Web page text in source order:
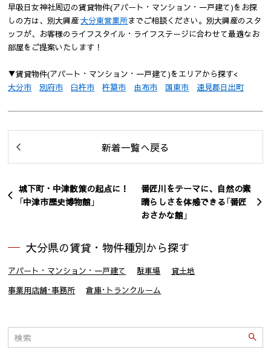
早吸日女神社周辺の賃貸物件(アパート・マンション・一戸建て)をお探
しの方は、別大興産大分東営業所までご相談ください。別大興産のスタ
ッフが、お客様のライフスタイル・ライフステージに合わせて最適なお
部屋をご提案いたします！
▼賃貸物件(アパート・マンション・一戸建て)をエリアから探す<
大分市
別府市 臼杵市 杵築市 由布市 国東市 速見郡日出町
新着一覧へ戻る
城下町・中津散策の起点に！
「中津市歴史博物館」
番匠川をテーマに、自然の素
晴らしさを体感できる「番匠
おさかな館」
大分県の賃貸・物件種別から探す
アパート・マンション・一戸建て 駐車場
貸土地
事業用店舗･事務所
倉庫･トランクルーム